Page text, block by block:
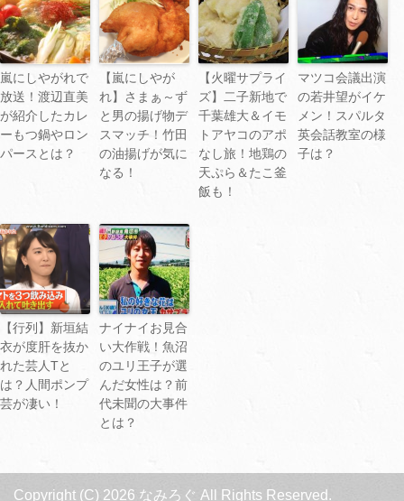
嵐にしやがれで
放送！渡辺直美
が紹介したカレ
ーもつ鍋やロン
パースとは？
【嵐にしやが
れ】さまぁ～ず
と男の揚げ物デ
スマッチ！竹田
の油揚げが気に
なる！
【火曜サプライ
ズ】二子新地で
千葉雄大＆イモ
トアヤコのアポ
なし旅！地鶏の
天ぷら＆たこ釜
飯も！
マツコ会議出演
の若井望がイケ
メン！スパルタ
英会話教室の様
子は？
【行列】新垣結
衣が度肝を抜か
れた芸人Tと
は？人間ポンプ
芸が凄い！
ナイナイお見合
い大作戦！魚沼
のユリ王子が選
んだ女性は？前
代未聞の大事件
とは？
Copyright (C) 2026 なみろぐ All Rights Reserved.